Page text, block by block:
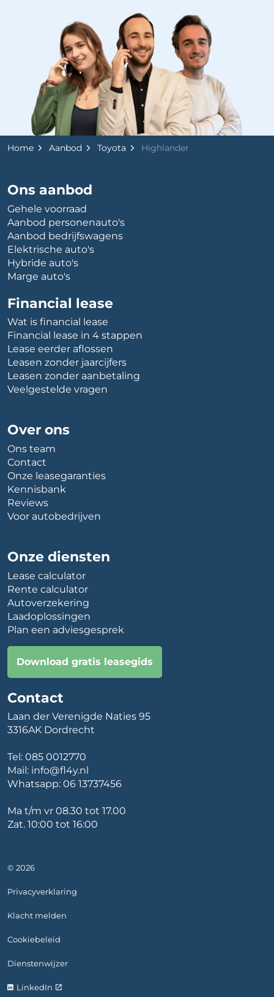
Home Aanbod Toyota Highlander
Ons aanbod
Gehele voorraad
Aanbod personenauto's
Aanbod bedrijfswagens
Elektrische auto's
Hybride auto's
Marge auto's
Financial lease
Wat is financial lease
Financial lease in 4 stappen
Lease eerder aflossen
Leasen zonder jaarcijfers
Leasen zonder aanbetaling
Veelgestelde vragen
Over ons
Ons team
Contact
Onze leasegaranties
Kennisbank
Reviews
Voor autobedrijven
Onze diensten
Lease calculator
Rente calculator
Autoverzekering
Laadoplossingen
Plan een adviesgesprek
Download gratis leasegids
Contact
Laan der Verenigde Naties 95
3316AK Dordrecht
Tel: 085 0012770
Mail: info@fl4y.nl
Whatsapp: 06 13737456
Ma t/m vr 08.30 tot 17.00
Zat. 10:00 tot 16:00
© 2026
Privacyverklaring
Klacht melden
Cookiebeleid
Dienstenwijzer
LinkedIn